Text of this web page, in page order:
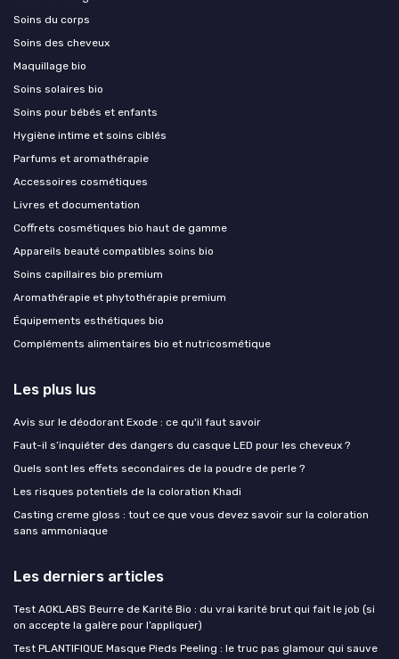
Soins du corps
Soins des cheveux
Maquillage bio
Soins solaires bio
Soins pour bébés et enfants
Hygiène intime et soins ciblés
Parfums et aromathérapie
Accessoires cosmétiques
Livres et documentation
Coffrets cosmétiques bio haut de gamme
Appareils beauté compatibles soins bio
Soins capillaires bio premium
Aromathérapie et phytothérapie premium
Équipements esthétiques bio
Compléments alimentaires bio et nutricosmétique
Les plus lus
Avis sur le déodorant Exode : ce qu'il faut savoir
Faut-il s’inquiéter des dangers du casque LED pour les cheveux ?
Quels sont les effets secondaires de la poudre de perle ?
Les risques potentiels de la coloration Khadi
Casting creme gloss : tout ce que vous devez savoir sur la coloration
sans ammoniaque
Les derniers articles
Test AOKLABS Beurre de Karité Bio : du vrai karité brut qui fait le job (si
on accepte la galère pour l’appliquer)
Test PLANTIFIQUE Masque Pieds Peeling : le truc pas glamour qui sauve